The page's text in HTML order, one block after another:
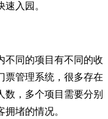
入园。
不同的项目有不同的收
票管理系统，很多存在
数，多个项目需要分别
堵的情况。